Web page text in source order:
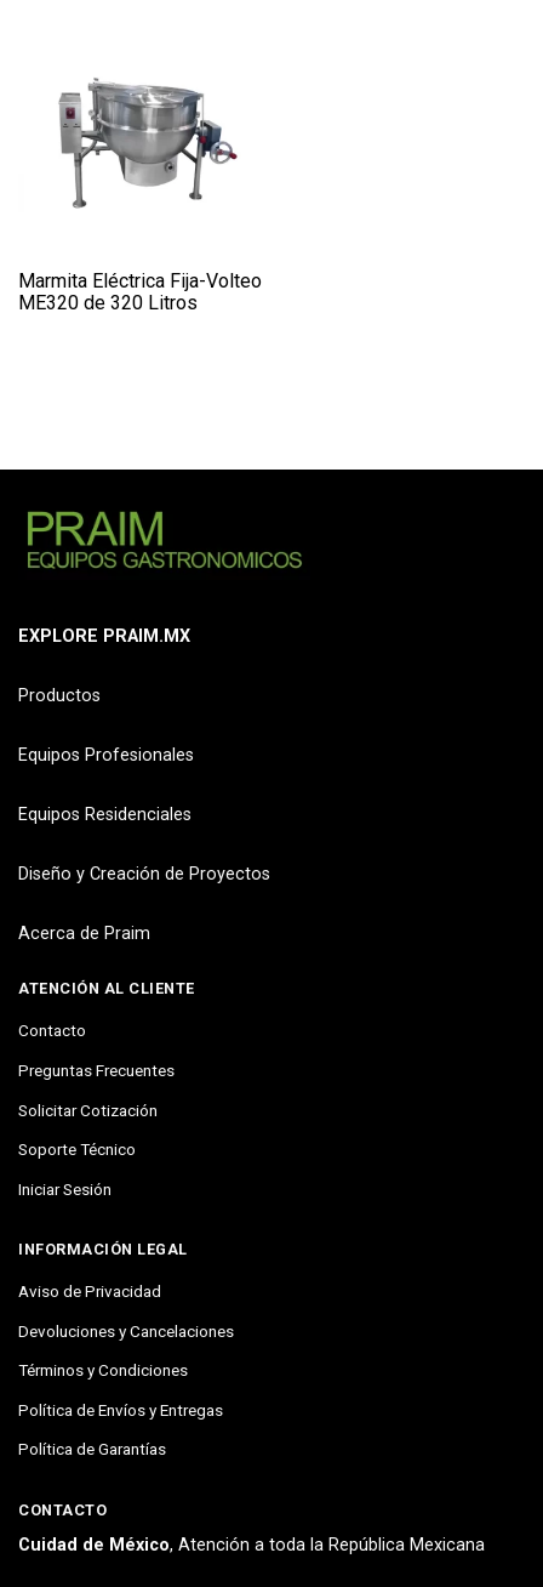
Marmita Eléctrica Fija-Volteo
ME320 de 320 Litros
EXPLORE PRAIM.MX
Productos
Equipos Profesionales
Equipos Residenciales
Diseño y Creación de Proyectos
Acerca de Praim
ATENCIÓN AL CLIENTE
Contacto
Preguntas Frecuentes
Solicitar Cotización
Soporte Técnico
Iniciar Sesión
INFORMACIÓN LEGAL
Aviso de Privacidad
Devoluciones y Cancelaciones
Términos y Condiciones
Política de Envíos y Entregas
Política de Garantías
CONTACTO
Cuidad de México, Atención a toda la República Mexicana